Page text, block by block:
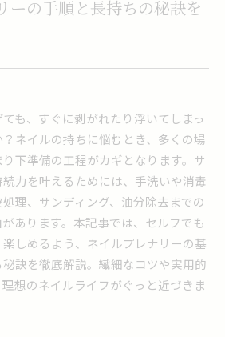
ーの手順と長持ちの秘訣を
も、すぐに剥がれたり浮いてしまっ
ネイルの持ちに悩むとき、多くの場
下準備の工程がカギとなります。サ
力を叶えるためには、手洗いや消毒
理、サンディング、油分除去までの
あります。本記事では、セルフでも
しめるよう、ネイルプレナリーの基
訣を徹底解説。繊細なコツや実用的
想のネイルライフがぐっと近づきま